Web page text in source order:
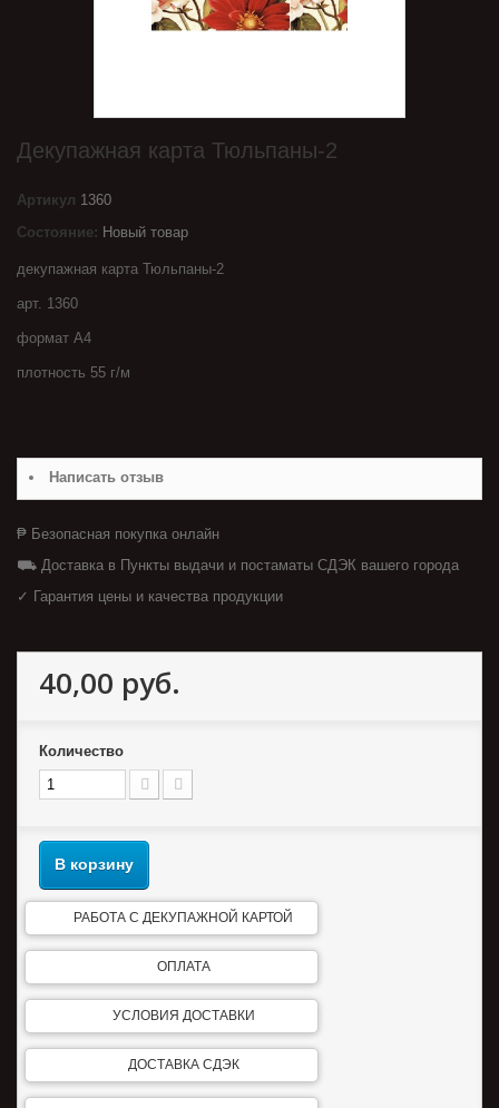
Декупажная карта Тюльпаны-2
Артикул 1360
Состояние: Новый товар
декупажная карта Тюльпаны-2
арт. 1360
формат А4
плотность 55 г/м
Написать отзыв
₱ Безопасная покупка онлайн
⛟ Доставка в Пункты выдачи и постаматы СДЭК вашего города
✓ Гарантия цены и качества продукции
40,00 руб.
Количество
В корзину
РАБОТА С ДЕКУПАЖНОЙ КАРТОЙ
ОПЛАТА
УСЛОВИЯ ДОСТАВКИ
ДОСТАВКА СДЭК